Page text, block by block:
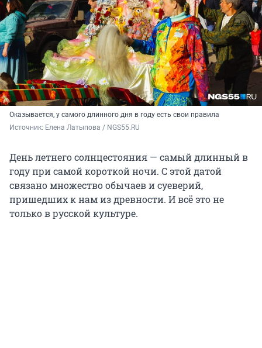
Оказывается, у самого длинного дня в году есть свои правила
Источник: Елена Латыпова / NGS55.RU
День летнего солнцестояния — самый длинный в
году при самой короткой ночи. С этой датой
связано множество обычаев и суеверий,
пришедших к нам из древности. И всё это не
только в русской культуре.